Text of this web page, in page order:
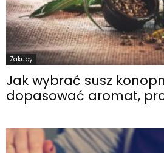
Zakupy
Jak wybrać susz
dopasować aromat,